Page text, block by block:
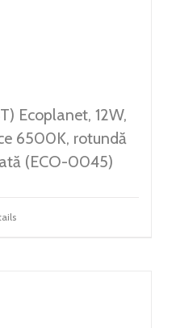
Ecoplanet, 12W,
6500K, rotundă
(ECO-0045)